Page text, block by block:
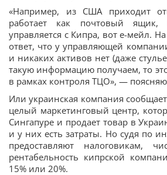
«Например, из США приходит
работает как почтовый ящик,
управляется с Кипра, вот е-мейл.
ответ, что у управляющей
и никаких активов нет (даже
такую информацию получаем, то
в рамках контроля ТЦО», —
Или украинская компания
целый маркетинговый центр,
Сингапуре и продает товар в
и у них есть затраты. Но судя по
предоставляют налоговикам,
рентабельность кипрской
15% или 20%.